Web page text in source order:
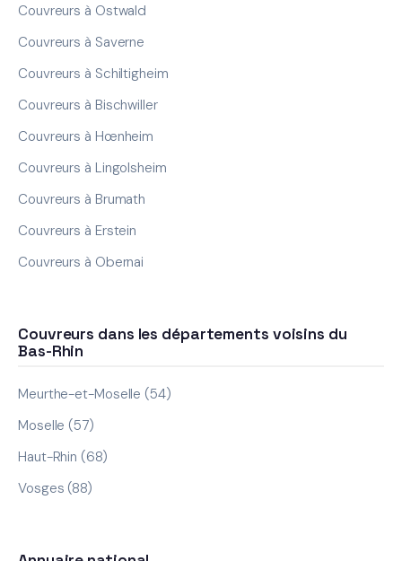
Couvreurs à Ostwald
Couvreurs à Saverne
Couvreurs à Schiltigheim
Couvreurs à Bischwiller
Couvreurs à Hœnheim
Couvreurs à Lingolsheim
Couvreurs à Brumath
Couvreurs à Erstein
Couvreurs à Obernai
Couvreurs dans les départements voisins du
Bas-Rhin
Meurthe-et-Moselle (54)
Moselle (57)
Haut-Rhin (68)
Vosges (88)